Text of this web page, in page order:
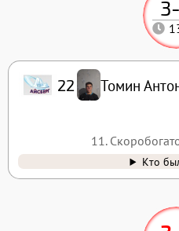
3-
22 Томин
11.
Кто